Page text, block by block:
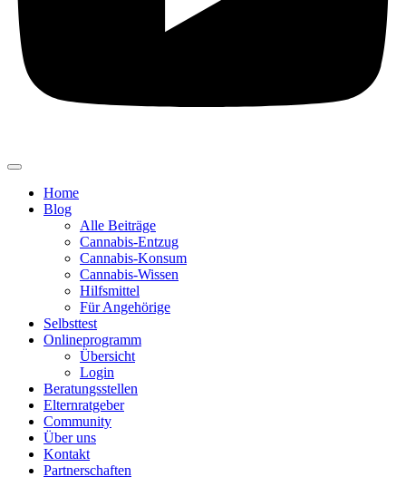
Home
Blog
Alle Beiträge
Cannabis-Entzug
Cannabis-Konsum
Cannabis-Wissen
Hilfsmittel
Für Angehörige
Selbsttest
Onlineprogramm
Übersicht
Login
Beratungsstellen
Elternratgeber
Community
Über uns
Kontakt
Partnerschaften